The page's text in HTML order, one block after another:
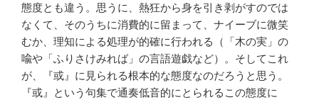
態度とも違う。思うに、熱狂から身を引き剥がすのでは
なくて、そのうちに消費的に留まって、ナイーブに微笑
むか、理知による処理が的確に行われる（「木の実」の
喩や「ふりさけみれば」の言語遊戯など）。そしてこれ
が、『或』に見られる根本的な態度なのだろうと思う。
『或』という句集で通奏低音的にとられるこの態度に